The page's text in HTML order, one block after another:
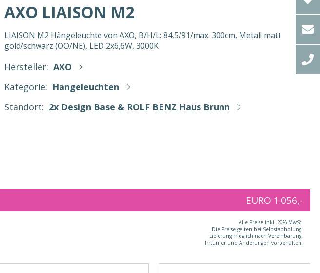
AXO LIAISON M2
LIAISON M2 Hängeleuchte von AXO, B/H/L: 84,5/91/max. 300cm, Metall matt
gold/schwarz (OO/NE), LED 2x6,6W, 3000K
Hersteller: AXO
Kategorie: Hängeleuchten
Standort: 2x Design Base & ROLF BENZ Haus Brunn
EURO 1.056,-
Alle Preise inkl. 20% MwSt.
Die Preise gelten bei Selbstabholung.
Lieferung möglich nach Vereinbarung.
Irrtümer und Änderungen vorbehalten.